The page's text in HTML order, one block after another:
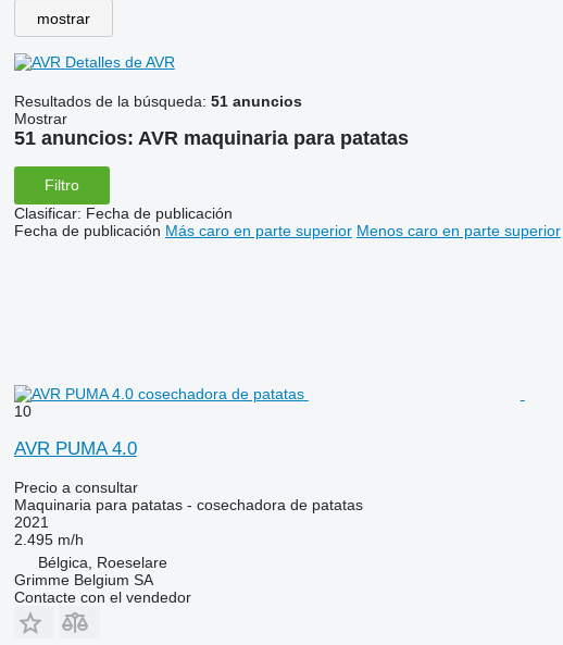
mostrar
Detalles de AVR
Resultados de la búsqueda: 51 anuncios
Mostrar
51 anuncios: AVR maquinaria para patatas
Filtro
Clasificar: Fecha de publicación
Fecha de publicación Más caro en parte superior Menos caro en parte superior
10
AVR PUMA 4.0
Precio a consultar
Maquinaria para patatas - cosechadora de patatas
2021
2.495 m/h
Bélgica, Roeselare
Grimme Belgium SA
Contacte con el vendedor